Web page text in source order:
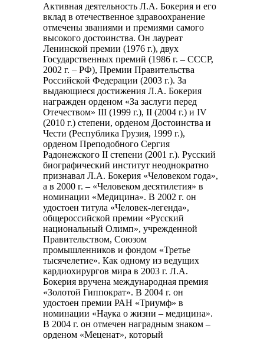
Активная деятельность Л.А. Бокерия и его
вклад в отечественное здравоохранение
отмечены званиями и премиями самого
высокого достоинства. Он лауреат
Ленинской премии (1976 г.), двух
Государственных премий (1986 г. – СССР,
2002 г. – РФ), Премии Правительства
Российской Федерации (2003 г.). За
выдающиеся достижения Л.А. Бокерия
награжден орденом «За заслуги перед
Отечеством» III (1999 г.), II (2004 г.) и IV
(2010 г.) степени, орденом Достоинства и
Чести (Республика Грузия, 1999 г.),
орденом Преподобного Сергия
Радонежского II степени (2001 г.). Русский
биографический институт неоднократно
признавал Л.А. Бокерия «Человеком года»,
а в 2000 г. – «Человеком десятилетия» в
номинации «Медицина». В 2002 г. он
удостоен титула «Человек-легенда»,
общероссийской премии «Русский
национальный Олимп», учрежденной
Правительством, Союзом
промышленников и фондом «Третье
тысячелетие». Как одному из ведущих
кардиохирургов мира в 2003 г. Л.А.
Бокерия вручена международная премия
«Золотой Гиппократ». В 2004 г. он
удостоен премии РАН «Триумф» в
номинации «Наука о жизни – медицина».
В 2004 г. он отмечен наградным знаком –
орденом «Меценат», который